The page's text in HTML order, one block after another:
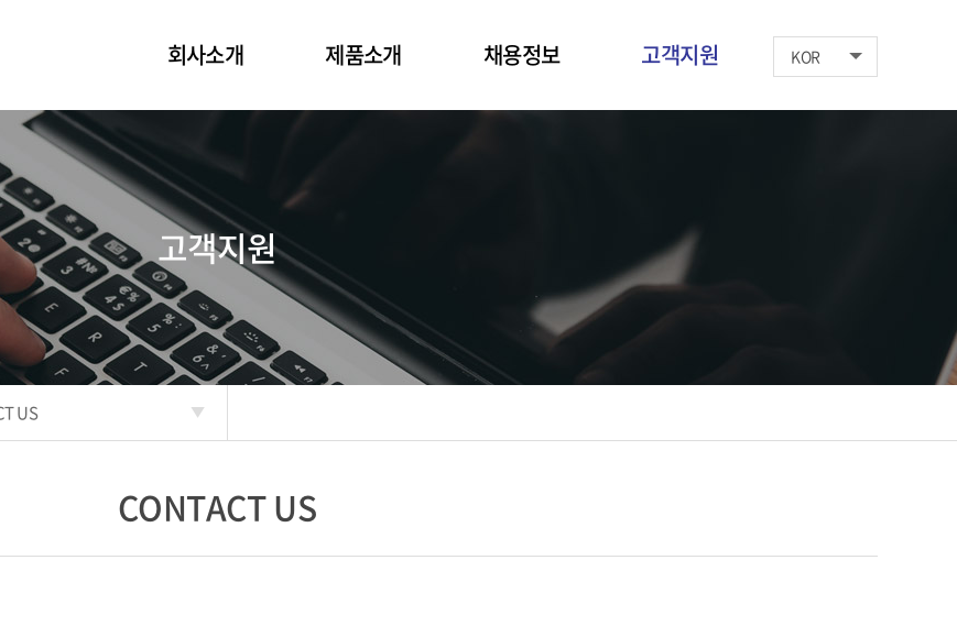
회사소개 제품소개 채용정보 고객지원 KOR
고객지원
US
CONTACT US